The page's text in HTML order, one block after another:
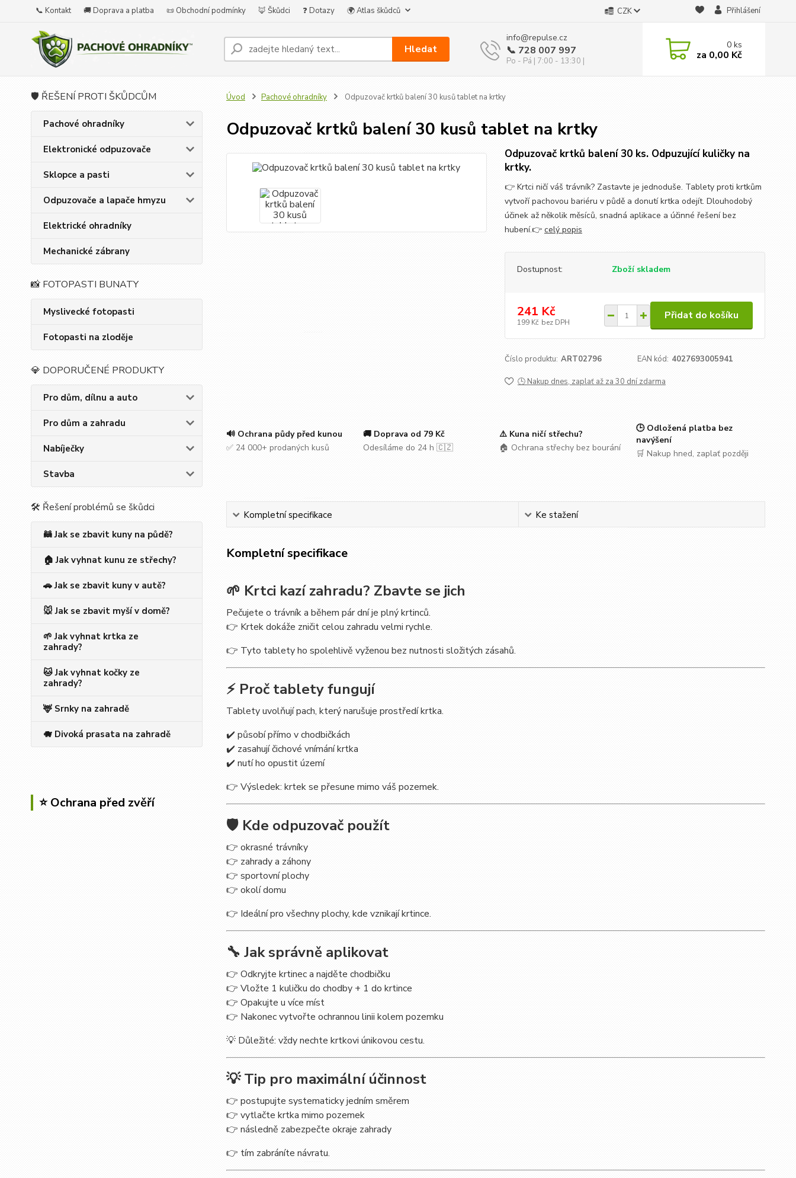
📞 Kontakt 🚚 Doprava a platba 📜 Obchodní podmínky 🦊 Škůdci ❓ Dotazy 🌍 Atlas škůdců CZK Přihlášení
Hledat
info@repulse.cz
📞 728 007 997
Po - Pá | 7:00 - 13:30 |
0ks
za 0,00 Kč
🛡️ ŘEŠENÍ PROTI ŠKŮDCŮM
Pachové ohradníky
Elektronické odpuzovače
Sklopce a pasti
Odpuzovače a lapače hmyzu
Elektrické ohradníky
Mechanické zábrany
📸 FOTOPASTI BUNATY
Myslivecké fotopasti
Fotopasti na zloděje
💎 DOPORUČENÉ PRODUKTY
Pro dům, dílnu a auto
Pro dům a zahradu
Nabíječky
Stavba
🛠 Řešení problémů se škůdci
🦝 Jak se zbavit kuny na půdě?
🏠 Jak vyhnat kunu ze střechy?
🚗 Jak se zbavit kuny v autě?
🐭 Jak se zbavit myší v domě?
🌱 Jak vyhnat krtka ze
zahrady?
🐱 Jak vyhnat kočky ze
zahrady?
🦌 Srnky na zahradě
🐗 Divoká prasata na zahradě
⭐ Ochrana před zvěří
Úvod Pachové ohradníky Odpuzovač krtků balení 30 kusů tablet na krtky
Odpuzovač krtků balení 30 kusů tablet na krtky
Odpuzovač krtků balení 30 ks. Odpuzující kuličky na
krtky.
👉 Krtci ničí váš trávník? Zastavte je jednoduše. Tablety proti krtkům
vytvoří pachovou bariéru v půdě a donutí krtka odejít. Dlouhodobý
účinek až několik měsíců, snadná aplikace a účinné řešení bez
hubení.👉 celý popis
Dostupnost: Zboží skladem
241 Kč
199 Kč bez DPH
Přidat do košíku
Číslo produktu: ART02796 EAN kód: 4027693005941
🕒 Nakup dnes, zaplať až za 30 dní zdarma
🔊 Ochrana půdy před kunou
✅ 24 000+ prodaných kusů
🚚 Doprava od 79 Kč
Odesíláme do 24 h 🇨🇿
⚠️ Kuna ničí střechu?
🏠 Ochrana střechy bez bourání
🕒 Odložená platba bez
navýšení
🛒 Nakup hned, zaplať později
Kompletní specifikace Ke stažení
Kompletní specifikace
🌱 Krtci kazí zahradu? Zbavte se jich
Pečujete o trávník a během pár dní je plný krtinců.
👉 Krtek dokáže zničit celou zahradu velmi rychle.
👉 Tyto tablety ho spolehlivě vyženou bez nutnosti složitých zásahů.
⚡ Proč tablety fungují
Tablety uvolňují pach, který narušuje prostředí krtka.
✔️ působí přímo v chodbičkách
✔️ zasahují čichové vnímání krtka
✔️ nutí ho opustit území
👉 Výsledek: krtek se přesune mimo váš pozemek.
🛡️ Kde odpuzovač použít
👉 okrasné trávníky
👉 zahrady a záhony
👉 sportovní plochy
👉 okolí domu
👉 Ideální pro všechny plochy, kde vznikají krtince.
🔧 Jak správně aplikovat
👉 Odkryjte krtinec a najděte chodbičku
👉 Vložte 1 kuličku do chodby + 1 do krtince
👉 Opakujte u více míst
👉 Nakonec vytvořte ochrannou linii kolem pozemku
💡 Důležité: vždy nechte krtkovi únikovou cestu.
💡 Tip pro maximální účinnost
👉 postupujte systematicky jedním směrem
👉 vytlačte krtka mimo pozemek
👉 následně zabezpečte okraje zahrady
👉 tím zabráníte návratu.